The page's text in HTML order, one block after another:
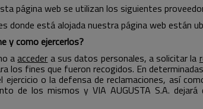
página web se utilizan los siguientes
donde está alojada nuestra página web están
y como ejercerlos?
a acceder a sus datos personales, a solicitar la
los fines que fueron recogidos. En
ejercicio o la defensa de reclamaciones, así
de los mismos y VIA AUGUSTA S.A.